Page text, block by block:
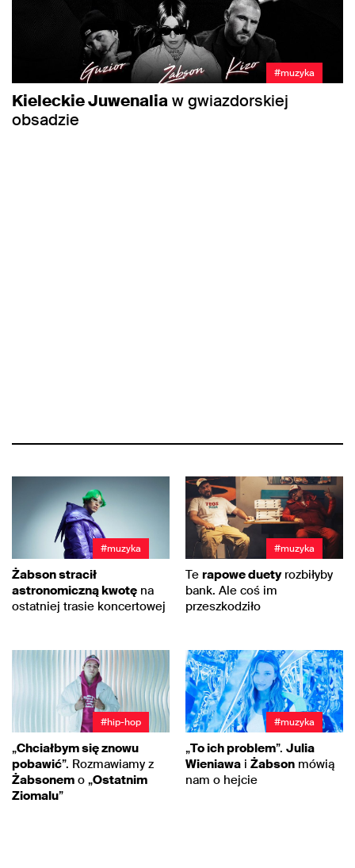
#muzyka
Kieleckie Juwenaliaw gwiazdorskiej
obsadzie
#muzyka
Żabson stracił
astronomiczną kwotę na
ostatniej trasie koncertowej
#muzyka
Te rapowe duetyrozbiłyby
bank. Ale coś im
przeszkodziło
#hip-hop
„Chciałbym się znowu
pobawić”. Rozmawiamy z
Żabsonem o „Ostatnim
Ziomalu”
#muzyka
„To ich problem”. Julia
Wieniawa i Żabson mówią
nam o hejcie